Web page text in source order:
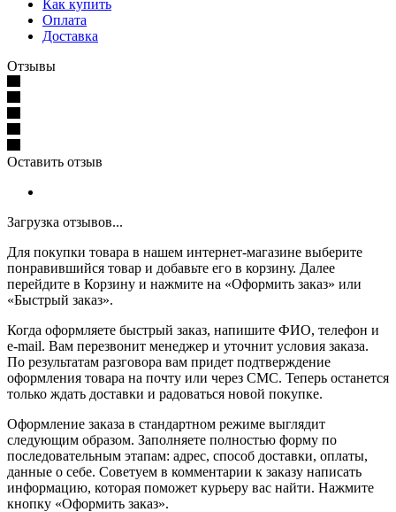
Как купить
Оплата
Доставка
Отзывы
Оставить отзыв
Загрузка отзывов...
Для покупки товара в нашем интернет-магазине выберите
понравившийся товар и добавьте его в корзину. Далее
перейдите в Корзину и нажмите на «Оформить заказ» или
«Быстрый заказ».
Когда оформляете быстрый заказ, напишите ФИО, телефон и
e-mail. Вам перезвонит менеджер и уточнит условия заказа.
По результатам разговора вам придет подтверждение
оформления товара на почту или через СМС. Теперь останется
только ждать доставки и радоваться новой покупке.
Оформление заказа в стандартном режиме выглядит
следующим образом. Заполняете полностью форму по
последовательным этапам: адрес, способ доставки, оплаты,
данные о себе. Советуем в комментарии к заказу написать
информацию, которая поможет курьеру вас найти. Нажмите
кнопку «Оформить заказ».